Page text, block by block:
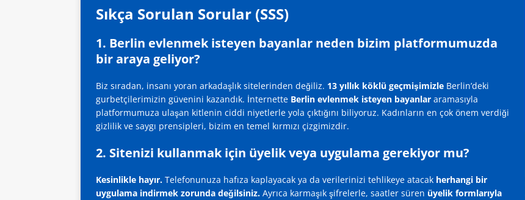
Sıkça Sorulan Sorular (SSS)
1. Berlin evlenmek isteyen bayanlar neden bizim platformumuzda
bir araya geliyor?
Biz sıradan, insanı yoran arkadaşlık sitelerinden değiliz. 13 yıllık köklü geçmişimizle Berlin’deki
gurbetçilerimizin güvenini kazandık. İnternette Berlin evlenmek isteyen bayanlar aramasıyla
platformumuza ulaşan kitlenin ciddi niyetlerle yola çıktığını biliyoruz. Kadınların en çok önem verdiği
gizlilik ve saygı prensipleri, bizim en temel kırmızı çizgimizdir.
2. Sitenizi kullanmak için üyelik veya uygulama gerekiyor mu?
Kesinlikle hayır. Telefonunuza hafıza kaplayacak ya da verilerinizi tehlikeye atacak herhangi bir
uygulama indirmek zorunda değilsiniz. Ayrıca karmaşık şifrelerle, saatler süren üyelik formlarıyla